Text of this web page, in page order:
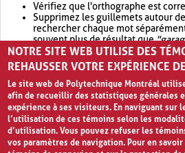
Vérifiez que l'orthographe est
Supprimez les guillemets autour
rechercher chaque mot
souvent plus de résultat que
Envisagez d'élargir votre
retournera souvent plus de
NOTRE SITE WEB UTILISE DES
REHAUSSER VOTRE EXPÉRIENCE
Le site web de Polytechnique Montréal
afin de recueillir des statistiques générales
expérience à ses visiteurs. En naviguant sur
l’utilisation de ces témoins selon les
d’utilisation. Vous pouvez refuser les
vos paramètres de navigation. Pour en